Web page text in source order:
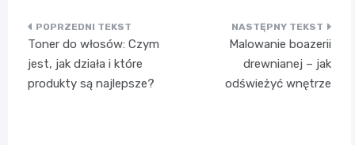
Nawigacja
wpisu
Toner do włosów: Czym
jest, jak działa i które
produkty są najlepsze?
Malowanie boazerii
drewnianej – jak
odświeżyć wnętrze